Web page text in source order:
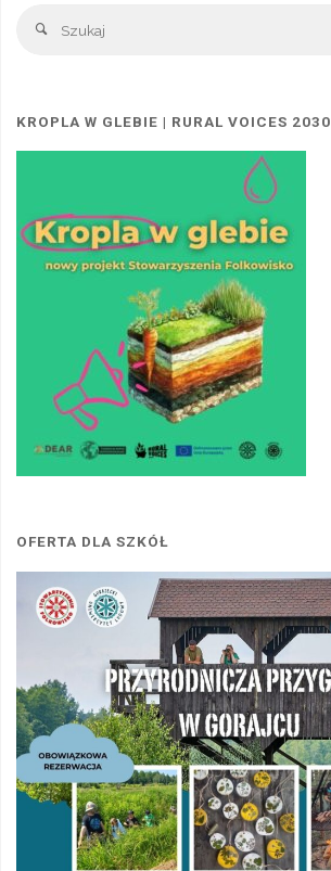
Szukaj
KROPLA W GLEBIE | RURAL VOICES 2030
OFERTA DLA SZKÓŁ